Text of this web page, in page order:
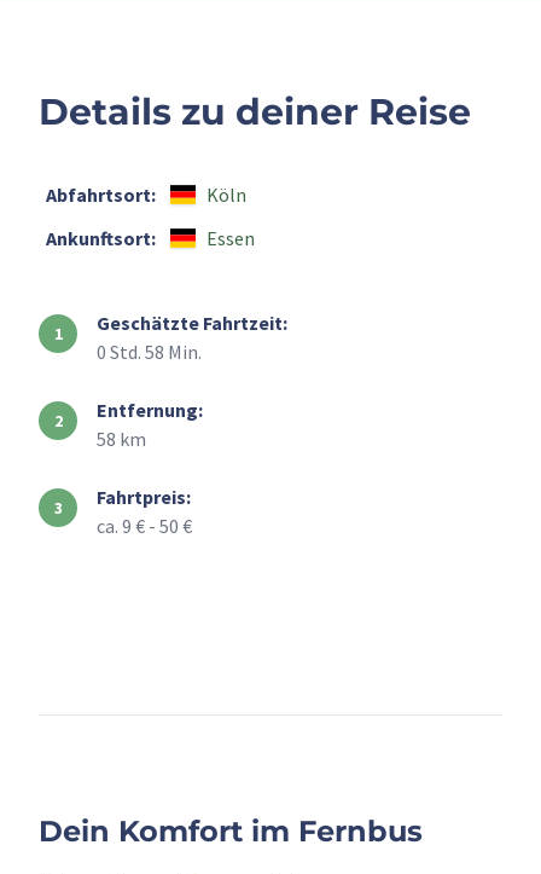
Details zu deiner Reise
Abfahrtsort:
Köln
Ankunftsort:
Essen
Geschätzte Fahrtzeit:
0 Std. 58 Min.
Entfernung:
58 km
Fahrtpreis:
ca. 9 € - 50 €
Dein Komfort im Fernbus